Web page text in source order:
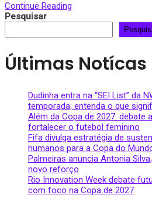
Continue Reading
Pesquisar
Últimas Notícas
Dudinha entra na “SEI List” da
temporada; entenda o que
Além da Copa de 2027: debate
fortalecer o futebol feminino
Fifa divulga estratégia de
humanos para a Copa do
Palmeiras anuncia Antonia
novo reforço
Rio Innovation Week debate
com foco na Copa de 2027